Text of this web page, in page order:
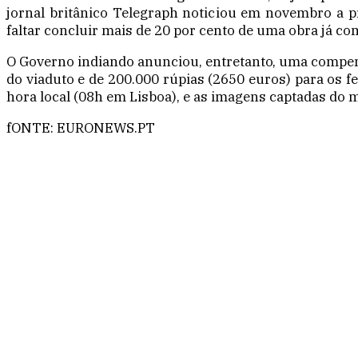
jornal britânico Telegraph noticiou em novembro a
faltar concluir mais de 20 por cento de uma obra já
O Governo indiando anunciou, entretanto, uma
do viaduto e de 200.000 rúpias (2650 euros) para os
hora local (08h em Lisboa), e as imagens captadas do
fONTE: EURONEWS.PT